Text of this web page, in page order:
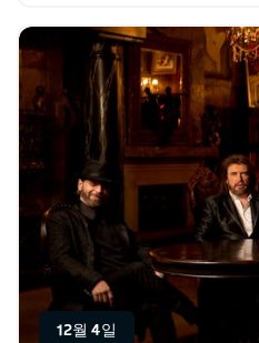
12월 4일